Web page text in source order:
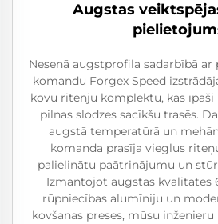
Augstas
Nesenā augstprofila sadarbībā ar
komandu Forgex Speed
kovu ritenju komplektu, kas
pilnas slodzes sacīkšu trasēs.
augstā temperatūrā un
komanda prasīja vieglus
palielinātu paātrinājumu un
Izmantojot augstas kvalitātes
rūpniecības alumīniju un
kovšanas preses, mūsu